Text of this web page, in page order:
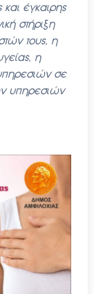
έγκαιρης
στήριξη
τους, η
η
σε
υπηρεσιών